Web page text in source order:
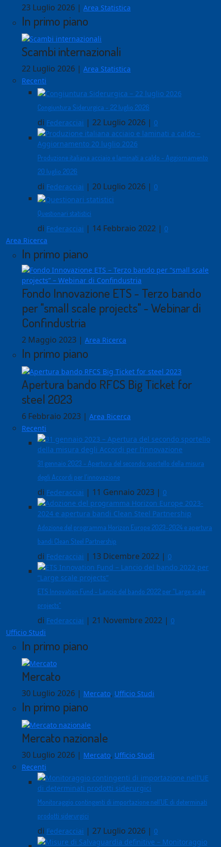
23 Luglio 2026 | Area Statistica
In primo piano
Scambi internazionali
22 Luglio 2026 | Area Statistica
Recenti
Congiuntura Siderurgica - 22 luglio 2026
di Federacciai | 22 Luglio 2026 | 0
Produzione italiana acciaio e laminati a caldo - Aggiornamento
20 luglio 2026
di Federacciai | 20 Luglio 2026 | 0
Questionari statistici
di Federacciai | 14 Febbraio 2022 | 0
Area Ricerca
In primo piano
Fondo Innovazione ETS - Terzo bando
per "small scale projects" - Webinar di
Confindustria
2 Maggio 2023 | Area Ricerca
In primo piano
Apertura bando RFCS Big Ticket for
steel 2023
6 Febbraio 2023 | Area Ricerca
Recenti
31 gennaio 2023 - Apertura del secondo sportello della misura
degli Accordi per l'innovazione
di Federacciai | 11 Gennaio 2023 | 0
Adozione del programma Horizon Europe 2023-2024 e apertura
bandi Clean Steel Partnership
di Federacciai | 13 Dicembre 2022 | 0
ETS Innovation Fund - Lancio del bando 2022 per "Large scale
projects"
di Federacciai | 21 Novembre 2022 | 0
Ufficio Studi
In primo piano
Mercato
30 Luglio 2026 | Mercato, Ufficio Studi
In primo piano
Mercato nazionale
30 Luglio 2026 | Mercato, Ufficio Studi
Recenti
Monitoraggio contingenti di importazione nell’UE di determinati
prodotti siderurgici
di Federacciai | 27 Luglio 2026 | 0